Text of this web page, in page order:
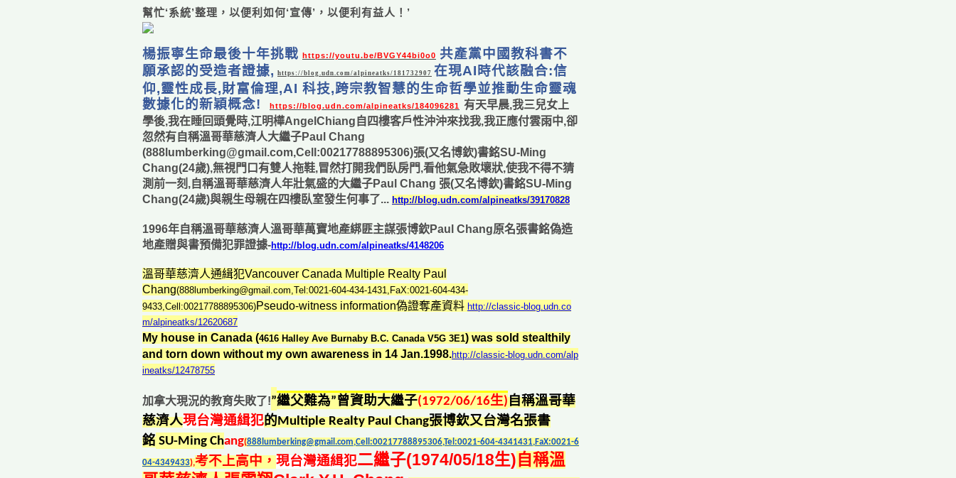
幫忙‘系統’整理，以便利如何‘宣傳’，以便利有益人！’
楊振寧生命最後十年挑戰 https://youtu.be/BVGY44bi0o0 共產黨中國教科書不
願承認的受造者證據, https://blog.udn.com/alpineatks/181732907 在現AI時代該融合:信
仰,靈性成長,財富倫理,AI 科技,跨宗教智慧的生命哲學並推動生命靈魂
數據化的新穎概念!
https://blog.udn.com/alpineatks/184096281 有天早晨,我三兒女上
學後,我在睡回頭覺時,江明樺AngelChiang自四樓客戶性沖沖來找我,我正應付雲雨中,卻
忽然有自稱溫哥華慈濟人大繼子Paul Chang
(888lumberking@gmail.com,Cell:00217788895306)張(又名博欽)書銘SU-Ming
Chang(24歲),無視門口有雙人拖鞋,冒然打開我們臥房門,看他氣急敗壞狀,使我不得不猜
測前一刻,自稱溫哥華慈濟人年壯氣盛的大繼子Paul Chang 張(又名博欽)書銘SU-Ming
Chang(24歲)與親生母親在四樓臥室發生何事了... http://blog.udn.com/alpineatks/39170828
1996年自稱溫哥華慈濟人溫哥華萬寶地產綁匪主謀張博欽Paul Chang原名張書銘偽造
地產贈與書預備犯罪證據-http://blog.udn.com/alpineatks/4148206
溫哥華慈濟人通緝犯Vancouver Canada Multiple Realty Paul
Chang(888lumberking@gmail.com,Tel:0021-604-434-1431,FaX:0021-604-434-
9433,Cell:00217788895306)Pseudo-witness information偽證奪產資料 http://classic-blog.udn.co
m/alpineatks/12620687
My house in Canada (4616 Halley Ave Burnaby B.C. Canada V5G 3E1) was sold stealthily
and torn down without my own awareness in 14 Jan.1998.http://classic-blog.udn.com/alp
ineatks/12478755
加拿大現況的教育失敗了!”繼父難為”曾資助大繼子(1972/06/16生)自稱溫哥華
慈濟人現台灣通緝犯的Multiple Realty Paul Chang張博欽又台灣名張書
銘 SU-Ming Chang(888lumberking@gmail.com,Cell:00217788895306,Tel:0021-604-4341431,FaX:0021-6
04-4349433),考不上高中， 現台灣通緝犯二繼子(1974/05/18生) 自稱溫